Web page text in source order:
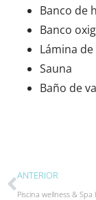
Banco de
Banco
Lámina de
Sauna
Baño de
Ant
ANTERIOR
Piscina wellness &